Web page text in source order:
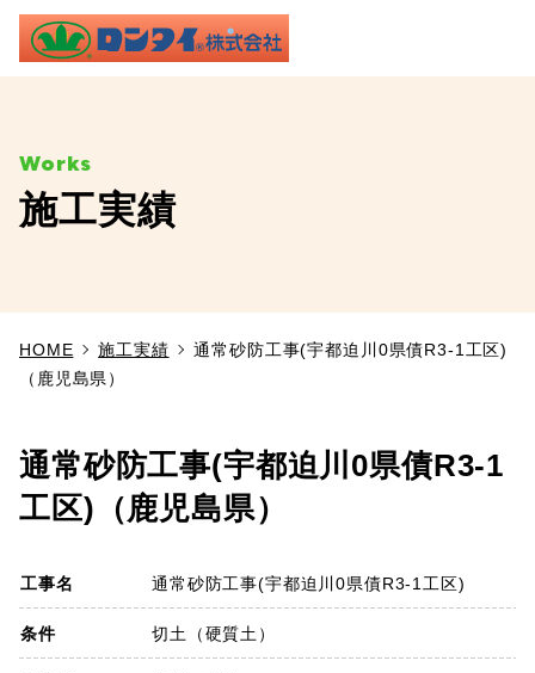
TOP
施工実績
よくあるご質問
会社概要
施工実績
HOME 施工実績
通常砂防工事(宇都迫川0県債R3-1工区)
（鹿児島県）
通常砂防工事(宇都迫川0県債R3-1
工区)（鹿児島県）
工事名 通常砂防工事(宇都迫川0県債R3-1工区)
条件 切土（硬質土）